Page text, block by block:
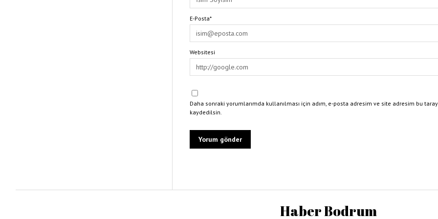
E-Posta*
Websitesi
Daha sonraki yorumlarımda kullanılması için adım, e-posta adresim ve site adresim bu
kaydedilsin.
Haber Bodrum